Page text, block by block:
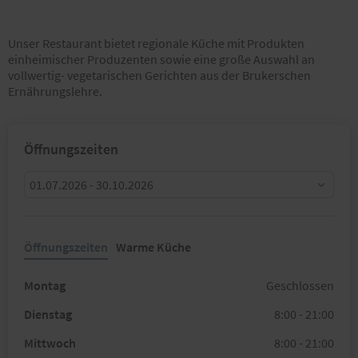
Unser Restaurant bietet regionale Küche mit Produkten
einheimischer Produzenten sowie eine große Auswahl an
vollwertig- vegetarischen Gerichten aus der Brukerschen
Ernährungslehre.
Öffnungszeiten
01.07.2026 - 30.10.2026
Öffnungszeiten Warme Küche
Montag
Geschlossen
Dienstag
8:00 - 21:00
Mittwoch
8:00 - 21:00